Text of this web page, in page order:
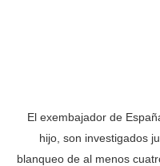
El exembajador de
hijo, son investigados
blanqueo de al menos